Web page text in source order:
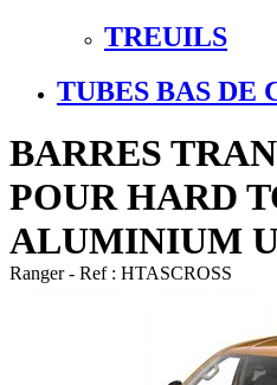
TREUILS
TUBES BAS DE
BARRES
POUR HARD
ALUMINIUM
Ranger- Ref : HTASCROSS